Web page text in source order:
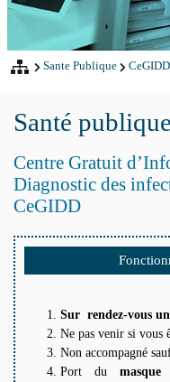
Sante Publique CeGIDD
Santé publique
Centre Gratuit
Diagnostic des
CeGIDD
Sur rendez-vous
Ne pas venir si vous
Non accompagné
Port du